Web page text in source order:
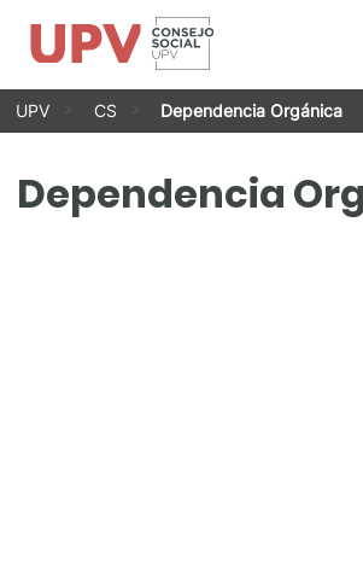
Saltar
UPV CS Dependencia Orgánica
Dependencia